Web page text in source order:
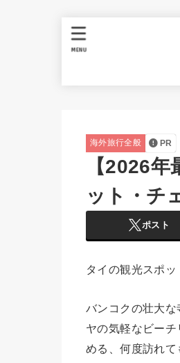
MENU
海外旅行全般 PR
【2026
ット・チ
ポスト
タイの観光スポ
バンコクの壮大
ヤの気軽なビー
める、何度訪れて